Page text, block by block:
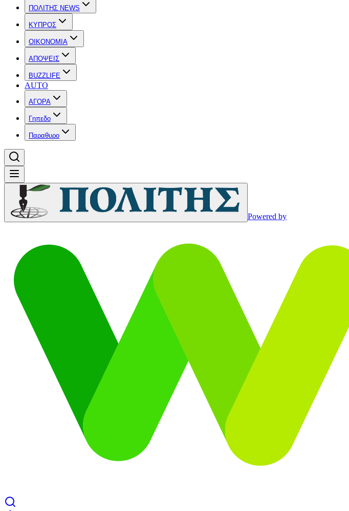
ΠΟΛΙΤΗΣ NEWS
ΚΥΠΡΟΣ
OIKONOMIA
ΑΠΟΨΕΙΣ
BUZZLIFE
AUTO
ΑΓΟΡΑ
Γηπεδο
Παραθυρο
Powered by